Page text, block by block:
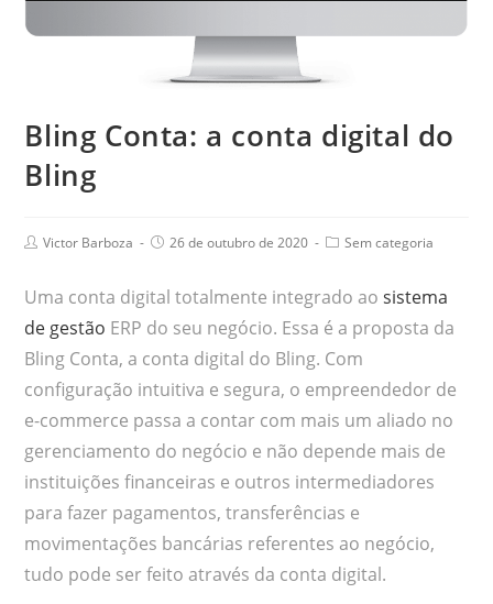
Bling Conta: a conta digital do
Bling
Victor Barboza 26 de outubro de 2020 Sem categoria
Uma conta digital totalmente integrado ao sistema
de gestão ERP do seu negócio. Essa é a proposta da
Bling Conta, a conta digital do Bling. Com
configuração intuitiva e segura, o empreendedor de
e-commerce passa a contar com mais um aliado no
gerenciamento do negócio e não depende mais de
instituições financeiras e outros intermediadores
para fazer pagamentos, transferências e
movimentações bancárias referentes ao negócio,
tudo pode ser feito através da conta digital.